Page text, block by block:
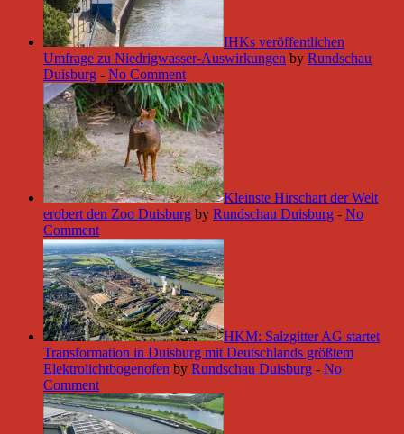
IHKs veröffentlichen
Umfrage zu Niedrigwasser-Auswirkungen by Rundschau
Duisburg - No Comment
Kleinste Hirschart der Welt
erobert den Zoo Duisburg by Rundschau Duisburg - No
Comment
HKM: Salzgitter AG startet
Transformation in Duisburg mit Deutschlands größtem
Elektrolichtbogenofen by Rundschau Duisburg - No
Comment